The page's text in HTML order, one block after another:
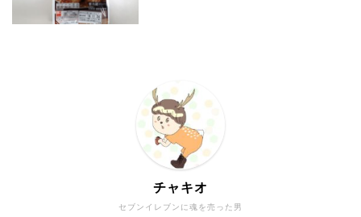
セブンイレブンに魂を売った男
チャキオ